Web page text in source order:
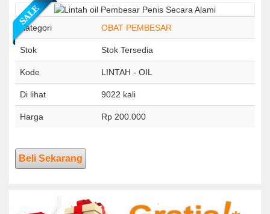
Kategori OBAT PEMBESAR
Stok Stok Tersedia
Kode LINTAH - OIL
Di lihat 9022 kali
Harga Rp 200.000
Beli Sekarang